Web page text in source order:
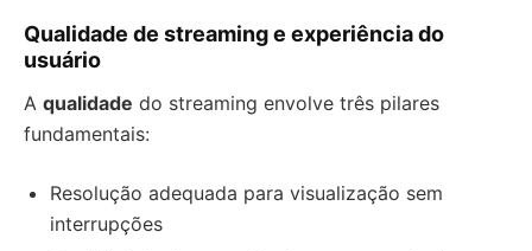
Qualidade de streaming e experiência do
usuário
A qualidade do streaming envolve três pilares
fundamentais:
Resolução adequada para visualização sem
interrupções